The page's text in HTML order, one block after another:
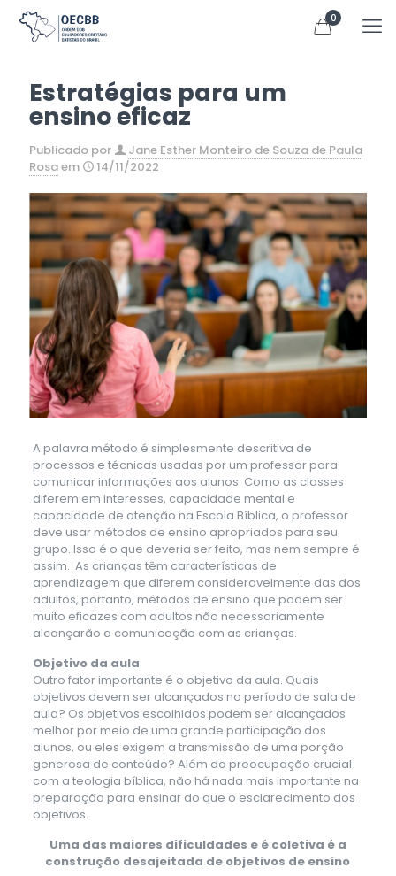
0
Estratégias para um
ensino eficaz
Publicado por
Jane Esther Monteiro de Souza de Paula
Rosaem 14/11/2022
A palavra método é simplesmente descritiva de
processos e técnicas usadas por um professor para
comunicar informações aos alunos. Como as classes
diferem em interesses, capacidade mental e
capacidade de atenção na Escola Bíblica, o professor
deve usar métodos de ensino apropriados para seu
grupo. Isso é o que deveria ser feito, mas nem sempre é
assim. As crianças têm características de
aprendizagem que diferem consideravelmente das dos
adultos, portanto, métodos de ensino que podem ser
muito eficazes com adultos não necessariamente
alcançarão a comunicação com as crianças.
Objetivo da aula
Outro fator importante é o objetivo da aula. Quais
objetivos devem ser alcançados no período de sala de
aula? Os objetivos escolhidos podem ser alcançados
melhor por meio de uma grande participação dos
alunos, ou eles exigem a transmissão de uma porção
generosa de conteúdo? Além da preocupação crucial
com a teologia bíblica, não há nada mais importante na
preparação para ensinar do que o esclarecimento dos
objetivos.
Uma das maiores dificuldades e é coletiva é a
construção desajeitada de objetivos de ensino